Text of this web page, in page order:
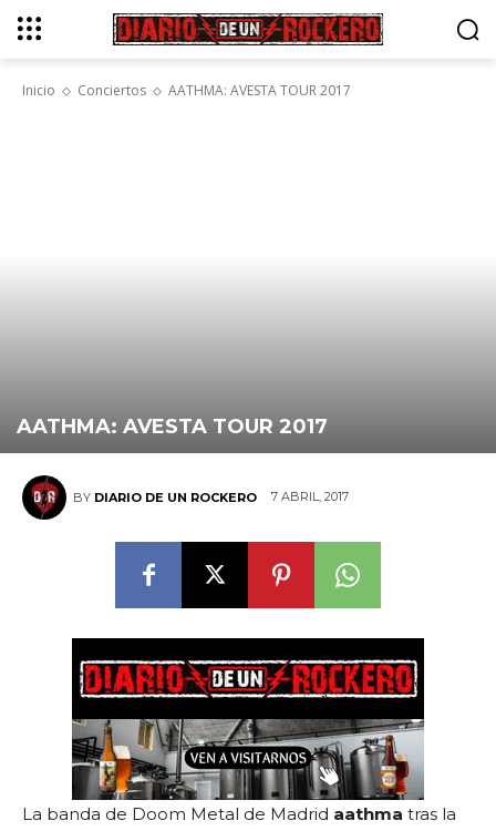
Inicio Conciertos AATHMA: AVESTA TOUR 2017
AATHMA: AVESTA TOUR 2017
BY DIARIO DE UN ROCKERO 7 ABRIL, 2017
La banda de Doom Metal de Madrid aathma tras la